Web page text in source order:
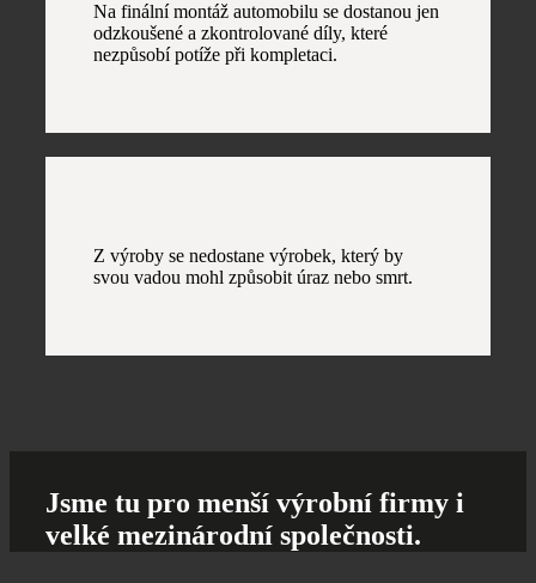
Na finální montáž automobilu se dostanou jen
odzkoušené a zkontrolované díly, které
nezpůsobí potíže při kompletaci.
Z výroby se nedostane výrobek, který by
svou vadou mohl způsobit úraz nebo smrt.
Jsme tu pro menší výrobní firmyi
velké mezinárodní společnosti.